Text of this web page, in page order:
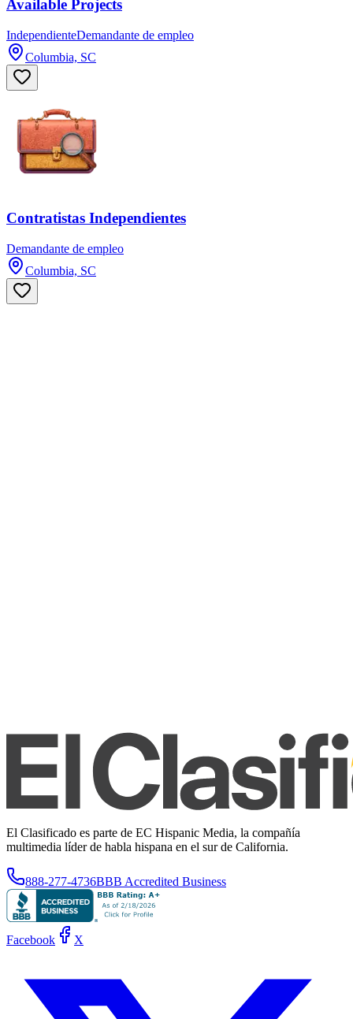
Available Projects
IndependienteDemandante de empleo
Columbia, SC
Contratistas Independientes
Demandante de empleo
Columbia, SC
El Clasificado es parte de EC Hispanic Media, la compañía
multimedia líder de habla hispana en el sur de California.
888-277-4736BBB Accredited Business
Facebook X